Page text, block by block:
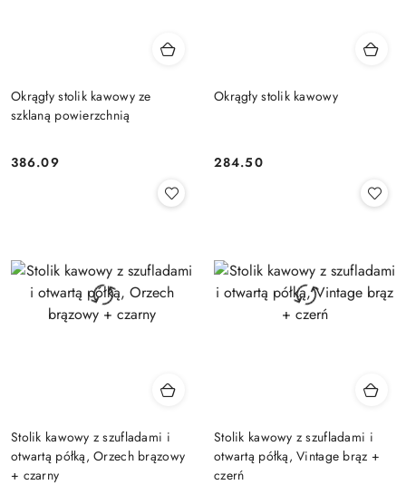
Okrągły stolik kawowy ze
szklaną powierzchnią
Cena:
386.09
Okrągły stolik kawowy
Cena:
284.50
Stolik kawowy z szufladami i
otwartą półką, Orzech brązowy
+ czarny
Stolik kawowy z szufladami i
otwartą półką, Vintage brąz +
czerń